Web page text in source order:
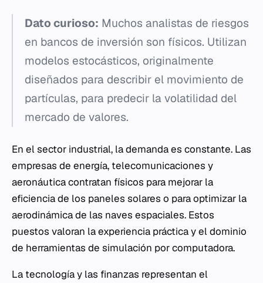
Dato curioso: Muchos analistas de riesgos
en bancos de inversión son físicos. Utilizan
modelos estocásticos, originalmente
diseñados para describir el movimiento de
partículas, para predecir la volatilidad del
mercado de valores.
En el sector industrial, la demanda es constante. Las
empresas de energía, telecomunicaciones y
aeronáutica contratan físicos para mejorar la
eficiencia de los paneles solares o para optimizar la
aerodinámica de las naves espaciales. Estos
puestos valoran la experiencia práctica y el dominio
de herramientas de simulación por computadora.
La tecnología y las finanzas representan el